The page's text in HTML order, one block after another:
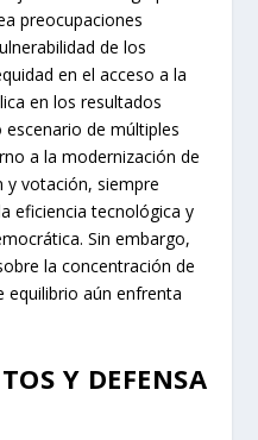
preocupaciones
de los
en el acceso a la
en los resultados
de múltiples
a la modernización de
y votación, siempre
eficiencia tecnológica y
Sin embargo,
la concentración de
equilibrio aún enfrenta
Y DEFENSA